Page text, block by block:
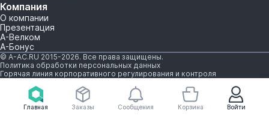
Главная Войти
Заказы Сообщения Корзина
Компания
О компании
Презентация
А-Велком
А-Бонус
© A-AC.RU 2015-2026. Все права защищены.
Политика обработки персональных данных
Горячая линия корпоративного регулирования и контроля